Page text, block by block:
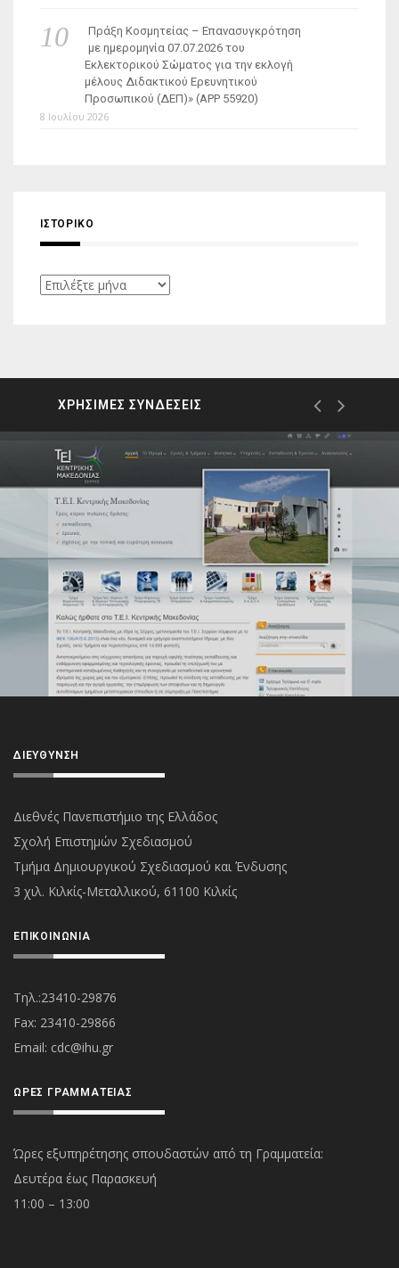
Πράξη Κοσμητείας – Επανασυγκρότηση
με ημερομηνία 07.07.2026 του
Εκλεκτορικού Σώματος για την εκλογή
μέλους Διδακτικού Ερευνητικού
Προσωπικού (ΔΕΠ)» (APP 55920)
8 Ιουλίου 2026
ΙΣΤΟΡΙΚΌ
Ιστορικό
ΧΡΗΣΙΜΕΣ ΣΥΝΔΕΣΕΙΣ
ΔΙΕΎΘΥΝΣΗ
Διεθνές Πανεπιστήμιο της Ελλάδος
Σχολή Επιστημών Σχεδιασμού
Τμήμα Δημιουργικού Σχεδιασμού και Ένδυσης
3 χιλ. Κιλκίς-Μεταλλικού, 61100 Κιλκίς
ΕΠΙΚΟΙΝΩΝΊΑ
Τηλ.:23410-29876
Fax: 23410-29866
Εmail: cdc@ihu.gr
ΏΡΕΣ ΓΡΑΜΜΑΤΕΊΑΣ
Ώρες εξυπηρέτησης σπουδαστών από τη Γραμματεία:
Δευτέρα έως Παρασκευή
11:00 – 13:00